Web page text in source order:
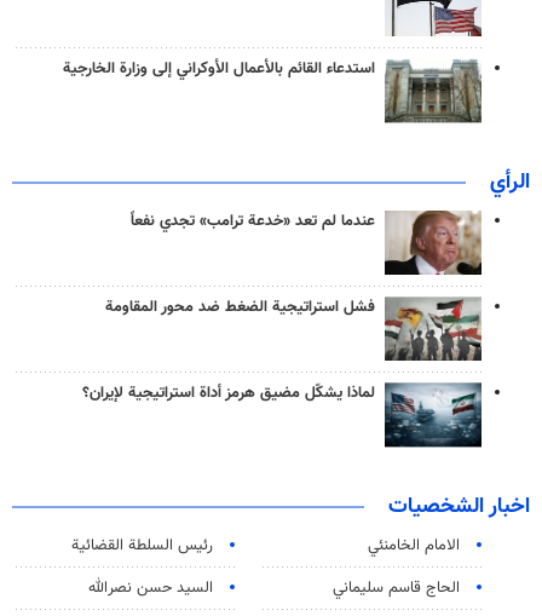
استدعاء القائم بالأعمال الأوكراني إلى وزارة الخارجية
الرأي
عندما لم تعد «خدعة ترامب» تجدي نفعاً
فشل استراتيجية الضغط ضد محور المقاومة
لماذا يشكّل مضيق هرمز أداة استراتيجية لإيران؟
اخبار الشخصيات
الامام الخامنئي
رئیس السلطة القضائیة
الحاج قاسم سليماني
السيد حسن نصرالله